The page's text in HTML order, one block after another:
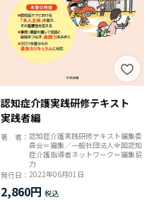
認知症介護実践研修テキスト
実践者編
著 者： 認知症介護実践研修テキスト編集委
員会＝編集／一般社団法人全国認知
症介護指導者ネットワーク＝編集協
力
発行日： 2022年06月01日
2,860円